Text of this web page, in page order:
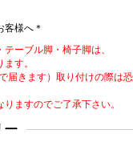
客様へ＊
ーブル脚・椅子脚は、
す。
届きます）取り付けの際は恐
ますのでご了承下さい。
ー